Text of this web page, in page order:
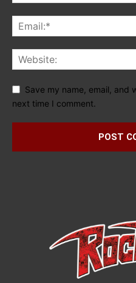
Save my name, email, and
next time I comment.